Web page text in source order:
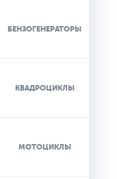
БЕНЗОГЕНЕРАТОРЫ
КВАДРОЦИКЛЫ
МОТОЦИКЛЫ
IN